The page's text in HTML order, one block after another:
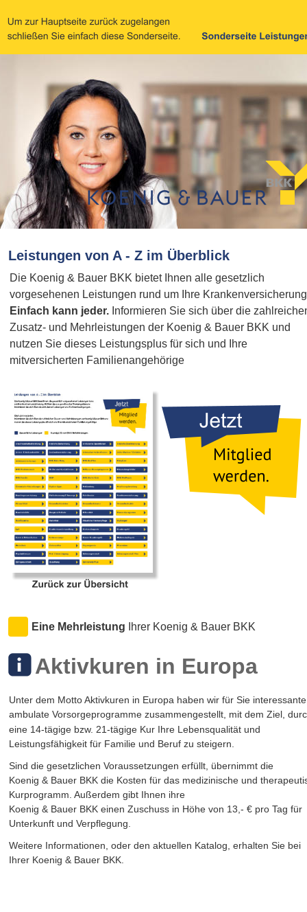
Aktivkuren in Europa
Unter dem Motto Aktivkuren in Europa haben wir für Sie
ambulate Vorsorgeprogramme zusammengestellt, mit dem Ziel,
eine 14-tägige bzw. 21-tägige Kur Ihre Lebensqualität und
Leistungsfähigkeit für Familie und Beruf zu steigern.
Sind die gesetzlichen Voraussetzungen erfüllt, übernimmt die
Koenig & Bauer BKK die Kosten für das medizinische und
Kurprogramm. Außerdem gibt Ihnen ihre
Koenig & Bauer BKK einen Zuschuss in Höhe von 13,- € pro Tag für
Unterkunft und Verpflegung.
Weitere Informationen, oder den aktuellen Katalog, erhalten Sie bei
Ihrer Koenig & Bauer BKK.
Eine Mehrleistung Ihrer Koenig & Bauer BKK
Leistungen von A - Z im Überblick
Die Koenig & Bauer BKK bietet Ihnen alle gesetzlich
vorgesehenen Leistungen rund um Ihre
Einfach kann jeder. Informieren Sie sich über die
Zusatz- und Mehrleistungen der Koenig & Bauer BKK und
nutzen Sie dieses Leistungsplus für sich und Ihre
mitversicherten Familienangehörige